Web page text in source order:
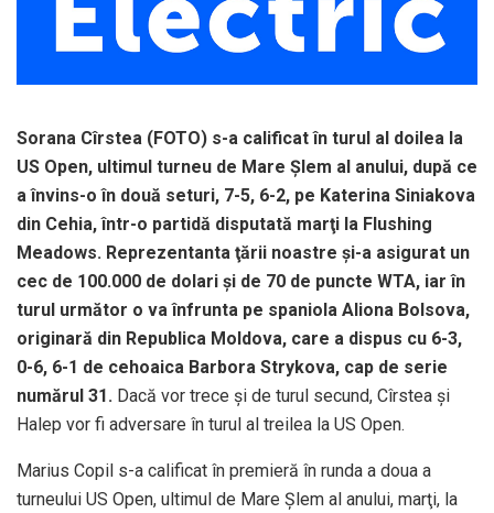
Sorana Cîrstea (FOTO) s-a calificat în turul al doilea la
US Open, ultimul turneu de Mare Şlem al anului, după ce
a învins-o în două seturi, 7-5, 6-2, pe Katerina Siniakova
din Cehia, într-o partidă disputată marţi la Flushing
Meadows. Reprezentanta ţării noastre şi-a asigurat un
cec de 100.000 de dolari şi de 70 de puncte WTA, iar în
turul următor o va înfrunta pe spaniola Aliona Bolsova,
originară din Republica Moldova, care a dispus cu 6-3,
0-6, 6-1 de cehoaica Barbora Strykova, cap de serie
numărul 31. Dacă vor trece şi de turul secund, Cîrstea şi
Halep vor fi adversare în turul al treilea la US Open.
Marius Copil s-a calificat în premieră în runda a doua a
turneului US Open, ultimul de Mare Şlem al anului, marţi, la